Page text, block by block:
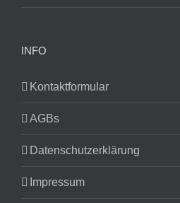
INFO
Kontaktformular
AGBs
Datenschutzerklärung
Impressum